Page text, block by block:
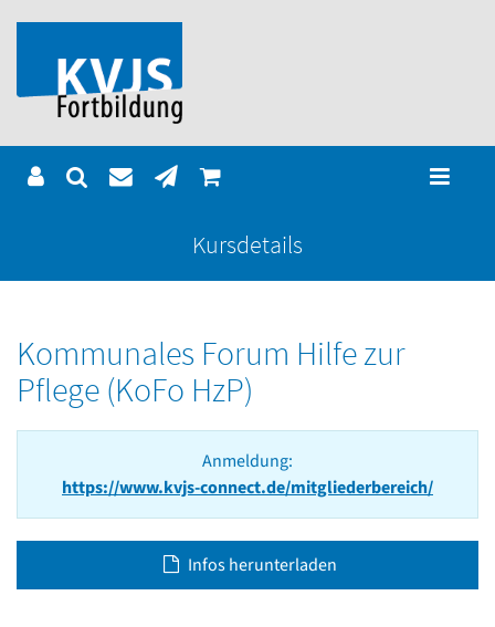
Kursdetails
Kommunales Forum Hilfe zur
Pflege (KoFo HzP)
Anmeldung:
https://www.kvjs-connect.de/mitgliederbereich/
Infos herunterladen